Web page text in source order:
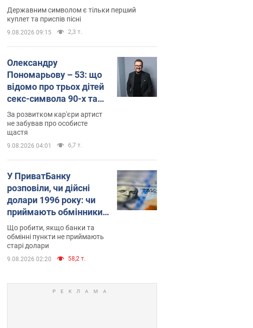
розповідають у школі
Державним символом є тільки перший
куплет та приспів пісні
9.08.2026 09:15 2,3 т.
Олександру
Пономарьову – 53: що
відомо про трьох дітей
секс-символа 90-х та
який вигляд вони
мають
За розвитком кар'єри артист
не забував про особисте
щастя
9.08.2026 04:01 6,7 т.
У ПриватБанку
розповіли, чи дійсні
долари 1996 року: чи
приймають обмінники
та банки такі купюри
Що робити, якщо банки та
обмінні пункти не приймають
старі долари
9.08.2026 02:20 58,2 т.